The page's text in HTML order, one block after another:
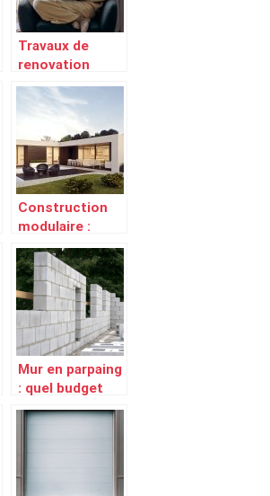
Travaux de
renovation
energetique :
Que retenir des
dispositions de
la loi climat
Construction
modulaire :
quels avantages
en tirer ?
Mur en parpaing
: quel budget
faut-il